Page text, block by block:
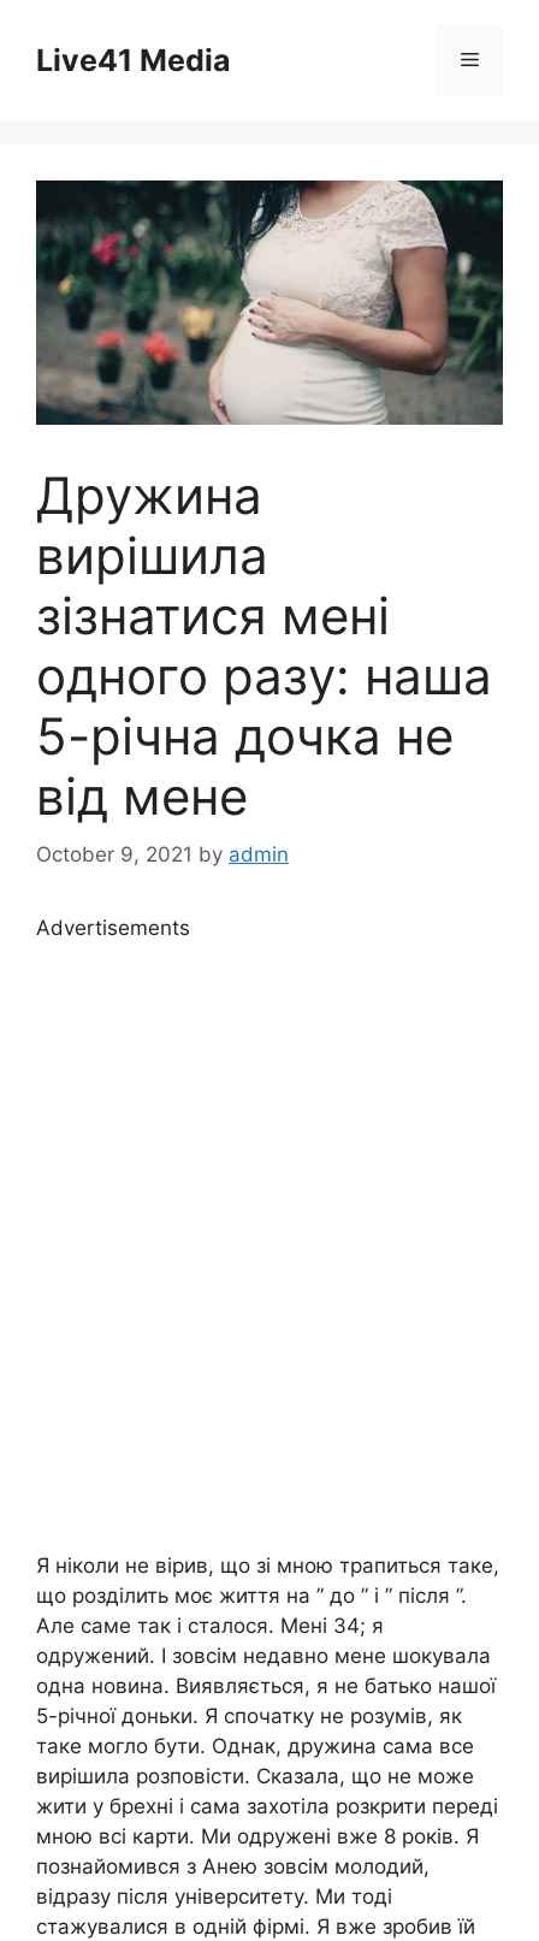
contentLive41 Media Menu
Дружина
вирішила
зізнатися мені
одного разу: наша
5-річна дочка не
від мене
October 9, 2021 by admin
Advertisements
Я ніколи не вірив, що зі мною трапиться таке,
що розділить моє життя на ” до ” і ” після ”.
Але саме так і сталося. Мені 34; я
одружений. І зовсім недавно мене шокувала
одна новина. Виявляється, я не батько нашої
5-річної доньки. Я спочатку не розумів, як
таке могло бути. Однак, дружина сама все
вирішила розповісти. Сказала, що не може
жити у брехні і сама захотіла розкрити переді
мною всі карти. Ми одружені вже 8 років. Я
познайомився з Анею зовсім молодий,
відразу після університету. Ми тоді
стажувалися в одній фірмі. Я вже зробив їй